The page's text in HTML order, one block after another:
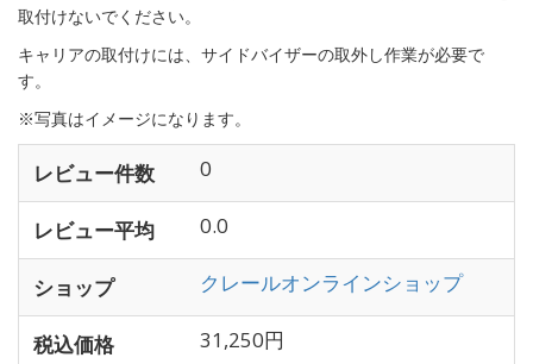
取付けないでください。
キャリアの取付けには、サイドバイザーの取外し作業が必要で
す。
※写真はイメージになります。
レビュー件数 0
レビュー平均 0.0
ショップ クレールオンラインショップ
税込価格 31,250円